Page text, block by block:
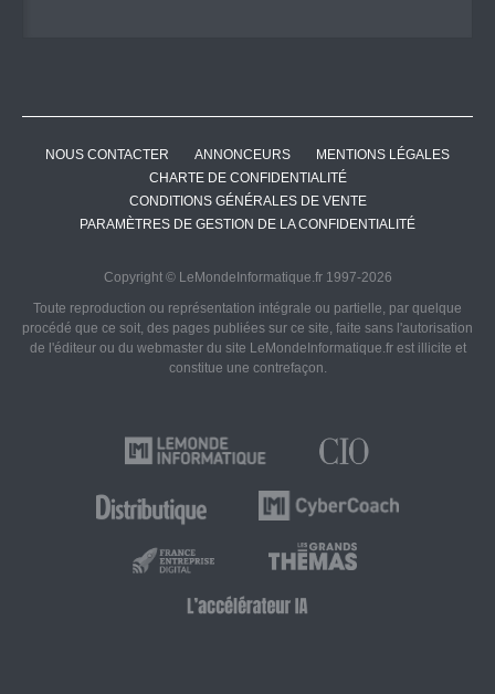
NOUS CONTACTER ANNONCEURS
MENTIONS LÉGALES
CHARTE DE CONFIDENTIALITÉ
CONDITIONS GÉNÉRALES DE VENTE
PARAMÈTRES DE GESTION DE LA CONFIDENTIALITÉ
Copyright © LeMondeInformatique.fr 1997-2026
Toute reproduction ou représentation intégrale ou partielle, par quelque
procédé que ce soit, des pages publiées sur ce site, faite sans l'autorisation
de l'éditeur ou du webmaster du site LeMondeInformatique.fr est illicite et
constitue une contrefaçon.